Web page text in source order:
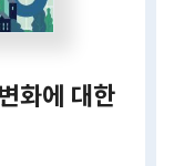
화에 대한